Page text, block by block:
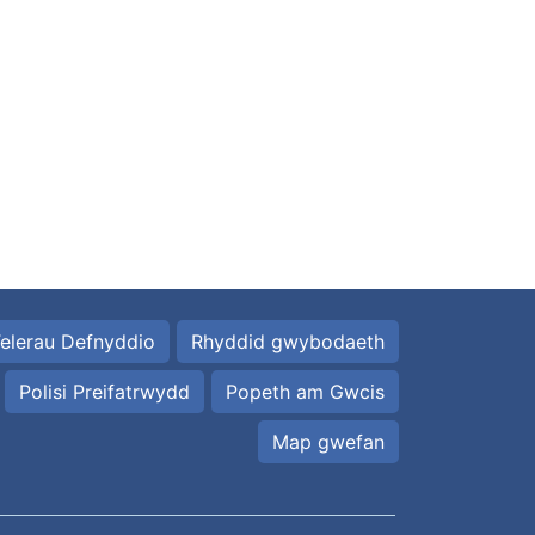
Defnyddio Rhyddid gwybodaeth
Polisi Preifatrwydd Popeth am Gwcis
Map gwefan